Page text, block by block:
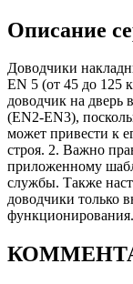
Описание
Доводчики
EN 5 (от 45 до 125
доводчик на дверь
(EN2-EN3),
может привести к
строя. 2. Важно
приложенному
службы. Также
доводчики только
функционирования.